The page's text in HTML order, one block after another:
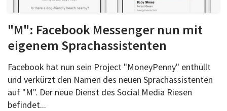
Magazine
Über uns
Podcast
Mac Life+
"M": Facebook Messenger nun mit
eigenem Sprachassistenten
Facebook hat nun sein Project "MoneyPenny" enthüllt
und verkürzt den Namen des neuen Sprachassistenten
auf "M". Der neue Dienst des Social Media Riesen
befindet...